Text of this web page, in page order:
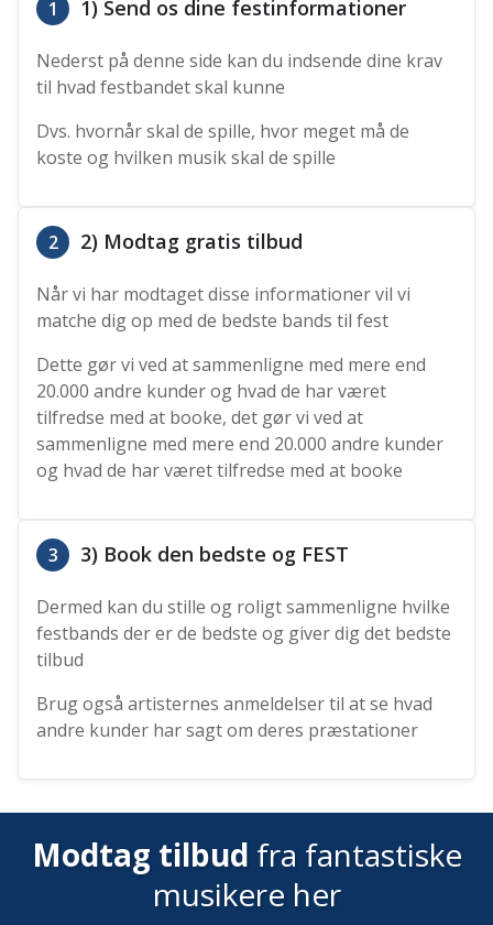
1 1) Send os dine festinformationer
Nederst på denne side kan du indsende dine krav
til hvad festbandet skal kunne
Dvs. hvornår skal de spille, hvor meget må de
koste og hvilken musik skal de spille
2 2) Modtag gratis tilbud
Når vi har modtaget disse informationer vil vi
matche dig op med de bedste bands til fest
Dette gør vi ved at sammenligne med mere end
20.000 andre kunder og hvad de har været
tilfredse med at booke, det gør vi ved at
sammenligne med mere end 20.000 andre kunder
og hvad de har været tilfredse med at booke
3 3) Book den bedste og FEST
Dermed kan du stille og roligt sammenligne hvilke
festbands der er de bedste og giver dig det bedste
tilbud
Brug også artisternes anmeldelser til at se hvad
andre kunder har sagt om deres præstationer
Modtag tilbud fra fantastiske
musikere her